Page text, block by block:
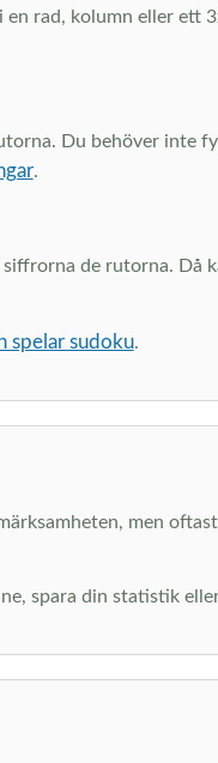
rad, kolumn eller
Du behöver inte
.
de rutorna. Då
spelar sudoku.
men
spara din statistik